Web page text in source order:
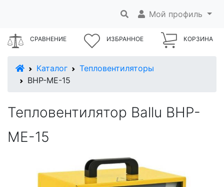
Мой профиль
СРАВНЕНИЕ ИЗБРАННОЕ КОРЗИНА
В начало
Каталог
Тепловентиляторы
BHP-ME-15
Тепловентилятор Ballu BHP-
ME-15